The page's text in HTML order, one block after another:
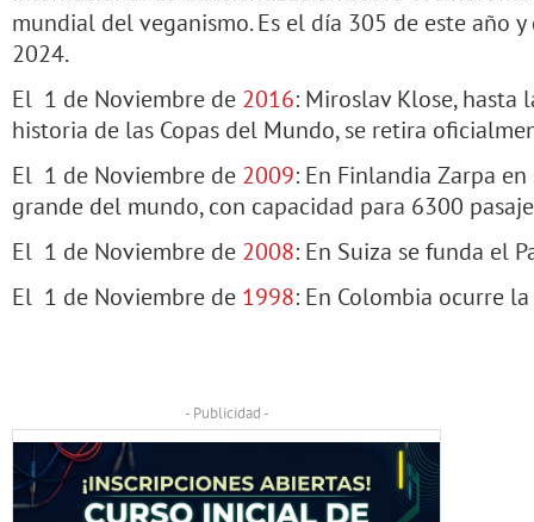
mundial del veganismo. Es el día 305 de este año
2024.
El 1 de Noviembre de 2016: Miroslav Klose,
historia de las Copas del Mundo, se retira
El 1 de Noviembre de 2009: En Finlandia Zarpa
grande del mundo, con capacidad para 6300
El 1 de Noviembre de 2008: En Suiza se funda el
El 1 de Noviembre de 1998: En Colombia ocurre
- Publicidad -